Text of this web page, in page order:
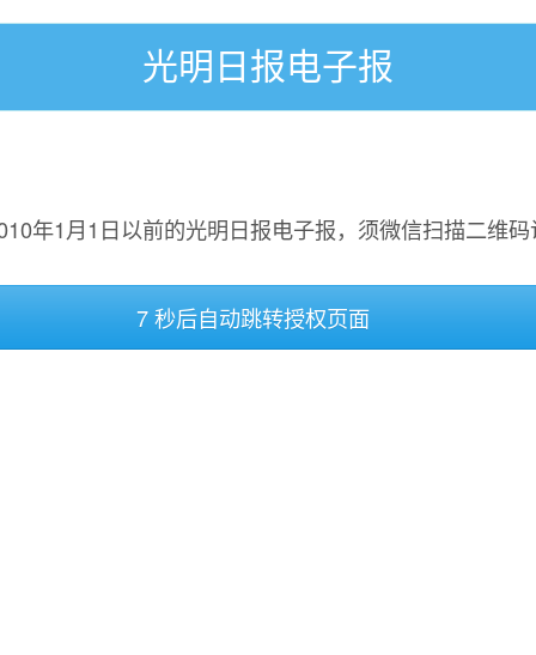
光明日报电子报
年1月1日以前的光明日报电子报，须微信扫描二维
7 秒后自动跳转授权页面